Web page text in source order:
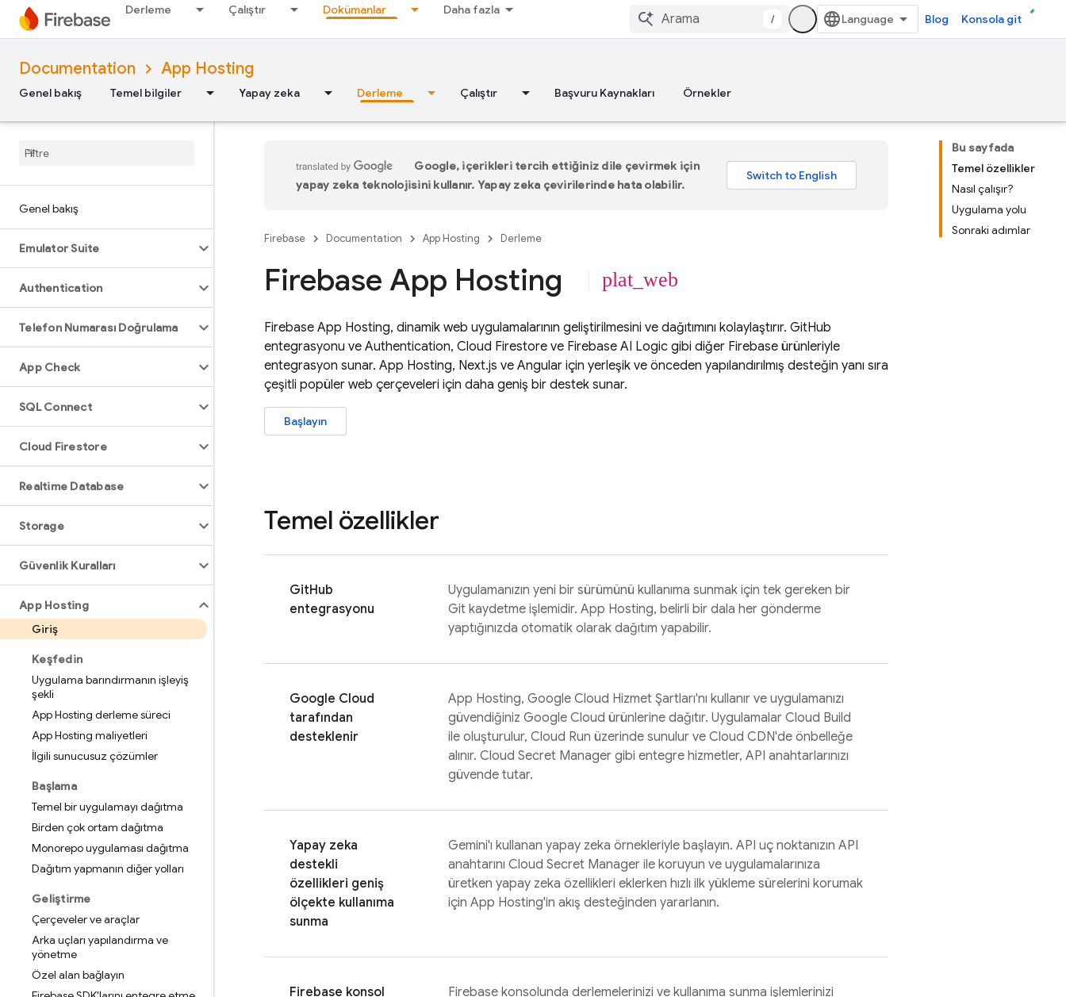
Derleme Çalıştır Dokümanlar Daha fazla
/ Blog Konsola git
Documentation App Hosting
Genel bakış Temel bilgiler Yapay zeka Derleme Çalıştır Başvuru Kaynakları Örnekler
Genel bakış
Emulator Suite
Authentication
Telefon Numarası Doğrulama
App Check
SQL Connect
Cloud Firestore
Realtime Database
Storage
Güvenlik Kuralları
App Hosting
Giriş
Keşfedin
Uygulama barındırmanın işleyiş
şekli
App Hosting derleme süreci
App Hosting maliyetleri
İlgili sunucusuz çözümler
Başlama
Temel bir uygulamayı dağıtma
Birden çok ortam dağıtma
Monorepo uygulaması dağıtma
Dağıtım yapmanın diğer yolları
Geliştirme
Çerçeveler ve araçlar
Arka uçları yapılandırma ve
yönetme
Özel alan bağlayın
Bu sayfada
Temel özellikler
Nasıl çalışır?
Uygulama yolu
Sonraki adımlar
Google, içerikleri tercih ettiğiniz dile çevirmek için
yapay zeka teknolojisini kullanır. Yapay zeka çevirilerinde hata olabilir.
Firebase Documentation App Hosting Derleme
Firebase App Hosting plat_web
Firebase App Hosting, dinamik web uygulamalarının geliştirilmesini ve dağıtımını kolaylaştırır. GitHub
entegrasyonu ve Authentication, Cloud Firestore ve Firebase AI Logic gibi diğer Firebase ürünleriyle
entegrasyon sunar. App Hosting, Next.js ve Angular için yerleşik ve önceden yapılandırılmış desteğin yanı sıra
çeşitli popüler web çerçeveleri için daha geniş bir destek sunar.
Başlayın
Temel özellikler
GitHub
entegrasyonu
Uygulamanızın yeni bir sürümünü kullanıma sunmak için tek gereken bir
Git kaydetme işlemidir. App Hosting, belirli bir dala her gönderme
yaptığınızda otomatik olarak dağıtım yapabilir.
Google Cloud
tarafından
desteklenir
App Hosting, Google Cloud Hizmet Şartları'nı kullanır ve uygulamanızı
güvendiğiniz Google Cloud ürünlerine dağıtır. Uygulamalar Cloud Build
ile oluşturulur, Cloud Run üzerinde sunulur ve Cloud CDN'de önbelleğe
alınır. Cloud Secret Manager gibi entegre hizmetler, API anahtarlarınızı
güvende tutar.
Yapay zeka
destekli
özellikleri geniş
ölçekte kullanıma
sunma
Gemini'ı kullanan yapay zeka örnekleriyle başlayın. API uç noktanızın API
anahtarını Cloud Secret Manager ile koruyun ve uygulamalarınıza
üretken yapay zeka özellikleri eklerken hızlı ilk yükleme sürelerini korumak
için App Hosting'in akış desteğinden yararlanın.
Firebase konsol
Firebase konsolunda derlemelerinizi ve kullanıma sunma işlemlerinizi